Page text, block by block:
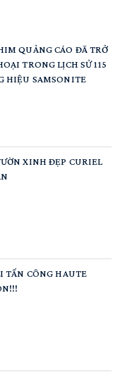
QUẢNG CÁO ĐÃ TRỞ
TRONG LỊCH SỬ 115
HIỆU SAMSONITE
XINH ĐẸP CURIEL
TẤN CÔNG HAUTE